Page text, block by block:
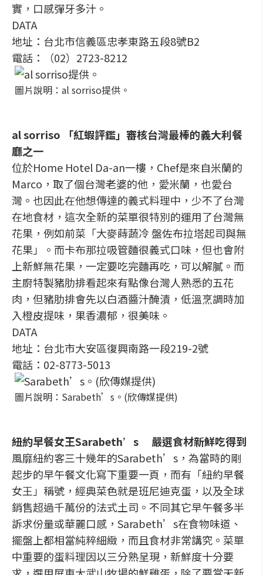
實，口感彈牙多汁。
DATA
地址：台北市信義區忠孝東路五段8號B2
電話：（02）2723-8212
圖片說明：al sorriso提供。
al sorriso 「紅蝦評鑑」審核台灣最棒的義大利餐
廳之一
位於Home Hotel Da-an一樓，Chef是來自米蘭的
Marco，取了個台灣老婆的他，愛米蘭，也愛台
灣。也因此在他想傳達的義式料理中，少不了台灣
在地食材，這次全新的菜單很特別的運用了台灣無
花果，例如前菜「大麥蒔蔬冷 盤佐布拉塔起司與無
花果」。而卡布那拉吸管麵很義式口味，但也會附
上新鮮無花果，一定要吃完麵再吃，可以解膩。而
主廚特製豬肋排看起來有點像台灣人熟悉的五花
肉，但豬肋排會先以白酒醬汁醃漬，低溫烹調時加
入橙皮提味，果香濃郁，很美味。
DATA
地址：台北市大安區復興南路一段219-2號
電話：02-8773-5013
圖片說明：Sarabeth’s。(欣傳媒提供)
紐約早餐女王Sarabeth’s 嚴選食材新鮮吃得到
風靡紐約客三十幾年的Sarabeth’s，為當時的剛
起步的早午餐文化寫下重要一頁，而有「紐約早餐
女王」稱號，經典菜色就是班尼迪克蛋，以及全球
銷售超過千萬份的法式土司。不同其它早午餐多半
訴求份量或華麗口感，Sarabeth’s在食物味道、
擺盤上都相當純粹細緻，而且食材非常講究。菜單
中重要的蛋料理因以三分熟呈現，新鮮度十分要